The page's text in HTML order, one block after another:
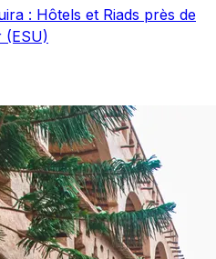
: Hôtels et Riads près de
(ESU)